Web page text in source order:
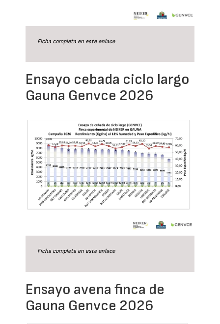
Ficha completa en este enlace
Ensayo cebada ciclo largo
Gauna Genvce 2026
Ficha completa en este enlace
Ensayo avena finca de
Gauna Genvce 2026